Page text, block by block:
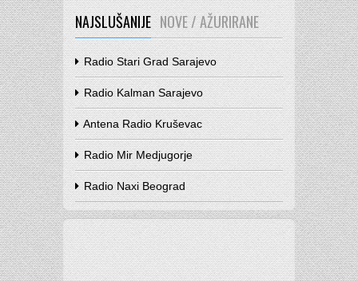
NAJSLUŠANIJE NOVE / AŽURIRANE
Radio Stari Grad Sarajevo
Radio Kalman Sarajevo
Antena Radio Kruševac
Radio Mir Medjugorje
Radio Naxi Beograd